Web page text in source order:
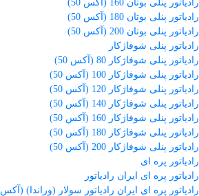
رادیاتور پنلی بوتان 160 (آکس 50)
رادیاتور پنلی بوتان 180 (آکس 50)
رادیاتور پنلی بوتان 200 (آکس 50)
رادیاتور پنلی شوفاژکار
رادیاتور پنلی شوفاژکار 80 (آکس 50)
رادیاتور پنلی شوفاژکار 100 (آکس 50)
رادیاتور پنلی شوفاژکار 120 (آکس 50)
رادیاتور پنلی شوفاژکار 140 (آکس 50)
رادیاتور پنلی شوفاژکار 160 (آکس 50)
رادیاتور پنلی شوفاژکار 180 (آکس 50)
رادیاتور پنلی شوفاژکار 200 (آکس 50)
رادیاتور پره ای
رادیاتور پره ای ایران رادیاتور
رادیاتور پره ای ایران رادیاتور سولار (وراندا) (آکس 50)